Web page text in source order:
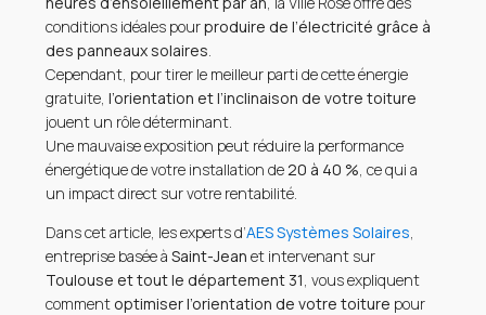
conditions idéales pourproduire de l’électricité grâce à
des panneaux solaires
Cependant, pour tirer le meilleur parti de cette énergie
gratuite,l’orientation et l’inclinaison de votre toiture
jouent un rôle déterminant.
Une mauvaise exposition peut réduire la performance
énergétique de votre installation de 20 à 40 % , ce qui a
un impact direct sur votre rentabilité.
Dans cet article, les experts d’AES Systèmes Solaires
entreprise basée àSaint-Jean et intervenant sur
Toulouse et tout le département 31 , vous expliquent
comment optimiser l’orientation de votre toiture pour